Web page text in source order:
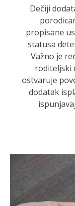
Dečiji
propisane
statusa
Važno je
roditeljski
ostvaruje
dodatak